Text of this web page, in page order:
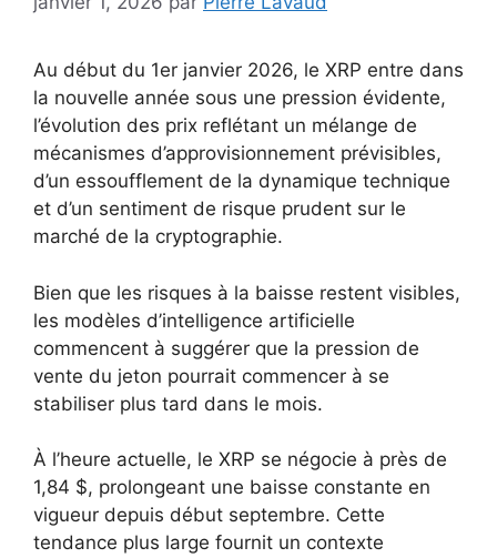
Au début du 1er janvier 2026, le XRP entre dans
la nouvelle année sous une pression évidente,
l’évolution des prix reflétant un mélange de
mécanismes d’approvisionnement prévisibles,
d’un essoufflement de la dynamique technique
et d’un sentiment de risque prudent sur le
marché de la cryptographie.
Bien que les risques à la baisse restent visibles,
les modèles d’intelligence artificielle
commencent à suggérer que la pression de
vente du jeton pourrait commencer à se
stabiliser plus tard dans le mois.
À l’heure actuelle, le XRP se négocie à près de
1,84 $, prolongeant une baisse constante en
vigueur depuis début septembre. Cette
tendance plus large fournit un contexte